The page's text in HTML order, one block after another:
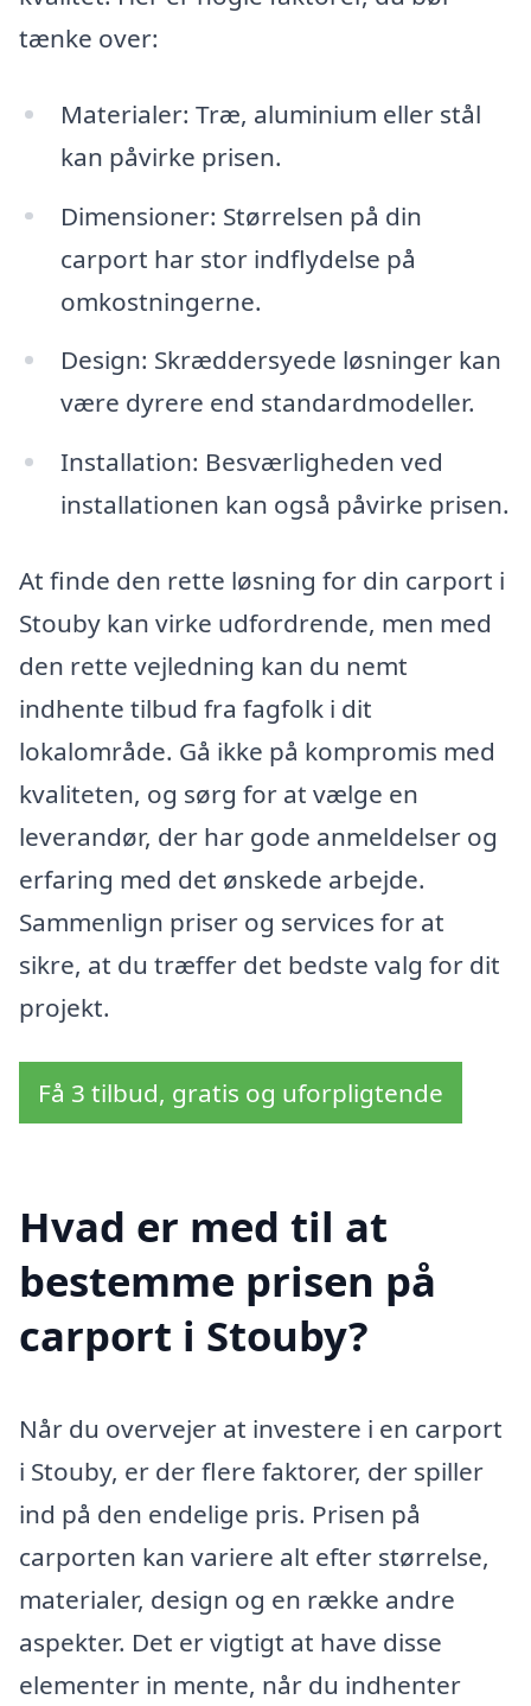
tænke over:
Materialer: Træ, aluminium eller stål
kan påvirke prisen.
Dimensioner: Størrelsen på din
carport har stor indflydelse på
omkostningerne.
Design: Skræddersyede løsninger kan
være dyrere end standardmodeller.
Installation: Besværligheden ved
installationen kan også påvirke prisen.
At finde den rette løsning for din carport i
Stouby kan virke udfordrende, men med
den rette vejledning kan du nemt
indhente tilbud fra fagfolk i dit
lokalområde. Gå ikke på kompromis med
kvaliteten, og sørg for at vælge en
leverandør, der har gode anmeldelser og
erfaring med det ønskede arbejde.
Sammenlign priser og services for at
sikre, at du træffer det bedste valg for dit
projekt.
Få 3 tilbud, gratis og uforpligtende
Hvad er med til at
bestemme prisen på
carport i Stouby?
Når du overvejer at investere i en carport
i Stouby, er der flere faktorer, der spiller
ind på den endelige pris. Prisen på
carporten kan variere alt efter størrelse,
materialer, design og en række andre
aspekter. Det er vigtigt at have disse
elementer in mente, når du indhenter